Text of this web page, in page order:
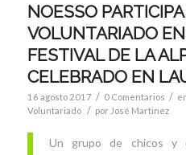
NOESSO
VOLUNTARIADO
FESTIVAL DE LA
CELEBRADO EN
16 agosto 2017 / 0 Comentarios /
Voluntariado / por José Martinez
Un grupo de chicos y